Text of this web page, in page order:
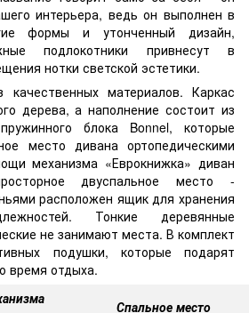
интерьера, ведь он выполнен в
формы и утонченный дизайн,
подлокотники привнесут в
нотки светской эстетики.
качественных материалов. Каркас
дерева, а наполнение состоит из
блока Bonnel, которые
место дивана ортопедическими
механизма «Еврокнижка» диван
двуспальное место -
расположен ящик для хранения
Тонкие деревянные
не занимают места. В комплект
подушки, которые подарят
время отдыха.
Спальное место